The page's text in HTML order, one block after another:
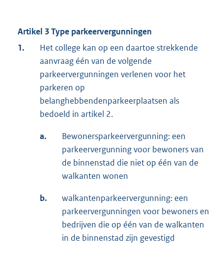
Artikel 3 Type parkeervergunningen
1.
Het college kan op een daartoe strekkende
aanvraag één van de volgende
parkeervergunningen verlenen voor het
parkeren op
belanghebbendenparkeerplaatsen als
bedoeld in artikel 2.
a.
Bewonersparkeervergunning: een
parkeervergunning voor bewoners van
de binnenstad die niet op één van de
walkanten wonen
b.
walkantenparkeervergunning: een
parkeervergunningen voor bewoners en
bedrijven die op één van de walkanten
in de binnenstad zijn gevestigd